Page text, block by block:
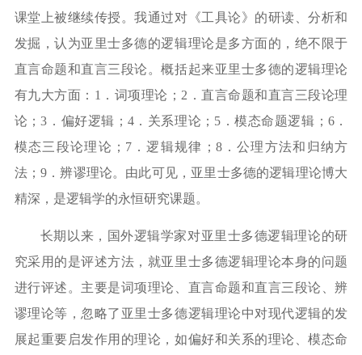
课堂上被继续传授。我通过对《工具论》的研读、分析和
发掘，认为亚里士多德的逻辑理论是多方面的，绝不限于
直言命题和直言三段论。概括起来亚里士多德的逻辑理论
有九大方面： 1 ．词项理论； 2 ．直言命题和直言三段论理
论；3 ．偏好逻辑； 4．关系理论； 5 ．模态命题逻辑； 6．
模态三段论理论； 7．逻辑规律； 8．公理方法和归纳方
法；9 ．辨谬理论。由此可见，亚里士多德的逻辑理论博大
精深，是逻辑学的永恒研究课题。
长期以来，国外逻辑学家对亚里士多德逻辑理论的研
究采用的是评述方法，就亚里士多德逻辑理论本身的问题
进行评述。主要是词项理论、直言命题和直言三段论、辨
谬理论等，忽略了亚里士多德逻辑理论中对现代逻辑的发
展起重要启发作用的理论，如偏好和关系的理论、模态命